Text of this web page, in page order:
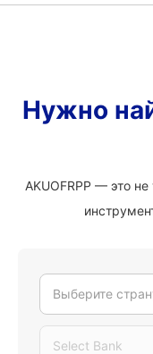
Нужно
AKUOFRPP — это
Выберите
Select Bank